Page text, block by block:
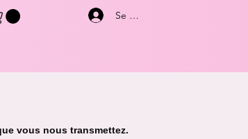
Se connecter
vous nous transmettez.